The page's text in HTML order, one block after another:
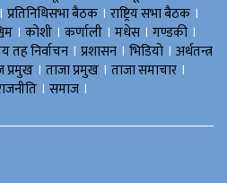
प्रतिनिधिसभा बैठक । राष्ट्रिय सभा बैठक ।
। काेशी । कर्णाली । मधेस । गण्डकी ।
तह निर्वाचन । प्रशासन । भिडियो । अर्थतन्त्र
प्रमुख । ताजा प्रमुख । ताजा समाचार ।
। समाज ।